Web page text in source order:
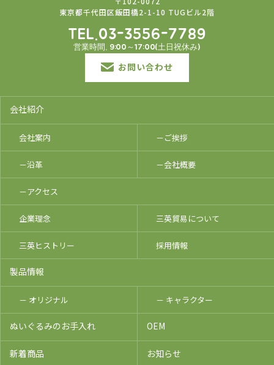
東京都千代田区飯田橋2-1-10 TUGビル2階
TEL.03-3556-7789
営業時間. 9:00～17:00(土日祝休み)
お問い合わせ
会社紹介
会社案内 －ご挨拶
－沿革 －会社概要
－アクセス
企業理念 三英貿易について
三英ヒストリー 採用情報
製品情報
－ オリジナル － キャラクター
ぬいぐるみのお手入れ OEM
新着商品 お知らせ